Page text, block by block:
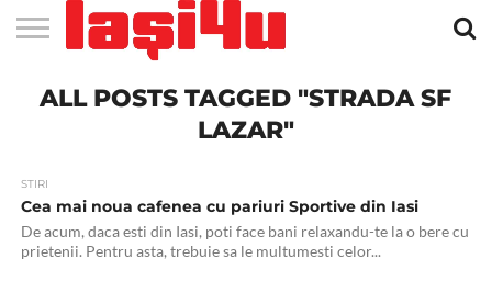
STIRI
APARTAMENTE
NOI IASI
STIRI
IASI
JOBS
IN
FILME
LA
CLUBURI /
DISCOTECI
BARURI /
CAFENELE
SALI DE
FORTA
SALOANE DE
INFRUMUSETARE
AGENTII
DE
RESTAURANTE
IN IASI
PIZZA
IN
PISCINA
IN IASI
FLORARII
RADIO
LIVE
SPALATORII
AUTO
TRACTARI
AUTO
TAXI
IN
CINEMA
TEATRU
HOTELURI
/
TEREN
SPORTIV
TEREN
TENIS
FARMACII
NON
COFFEE-
TO-GO
FIRME DE
PUBLICITATE
RENT
A
ALL POSTS TAGGED "STRADA SF
LAZAR"
STIRI
Cea mai noua cafenea cu pariuri Sportive din Iasi
De acum, daca esti din Iasi, poti face bani relaxandu-te la o bere cu
prietenii. Pentru asta, trebuie sa le multumesti celor...